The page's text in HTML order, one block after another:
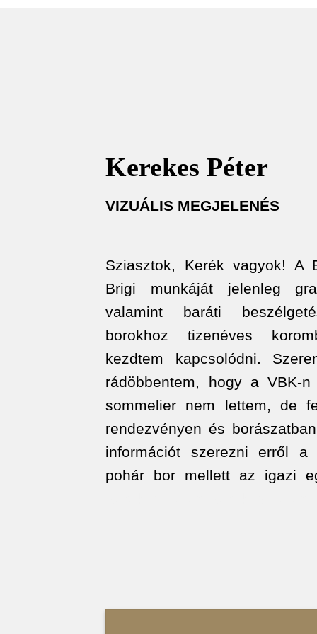
Kerekes Péter
VIZUÁLIS MEGJELENÉS
Sziasztok, Kerék vagyok! A
Brigi munkáját jelenleg
valamint baráti
borokhoz tizenéves
kezdtem kapcsolódni.
rádöbbentem, hogy a VBK-
sommelier nem lettem, de
rendezvényen és
információt szerezni erről
pohár bor mellett az igazi